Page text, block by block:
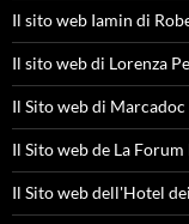
Il sito web Iamin di
Il sito web di Lorenza
Il Sito web di Marcadoc
Il Sito web de La
Il Sito web dell'Hotel